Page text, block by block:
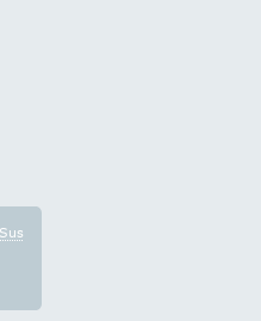
Sus